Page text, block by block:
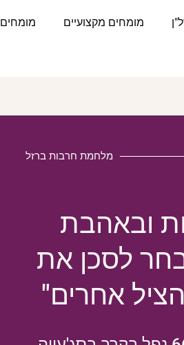
מומחים מקצועיים מומחים
מלחמת חרבות ברזל
ובאהבת
לסכן את
אחרים"